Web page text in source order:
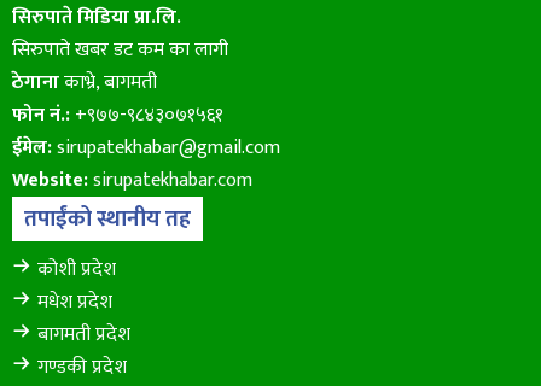
सिरुपाते मिडिया प्रा.लि.
सिरुपाते खबर डट कम का लागी
ठेगानाकाभ्रे, बागमती
फोन नं.:+९७७-९८४३०७१५६१
ईमेल:sirupatekhabar@gmail.com
Website:sirupatekhabar.com
तपाईंको स्थानीय तह
कोशी प्रदेश
मधेश प्रदेश
बागमती प्रदेश
गण्डकी प्रदेश